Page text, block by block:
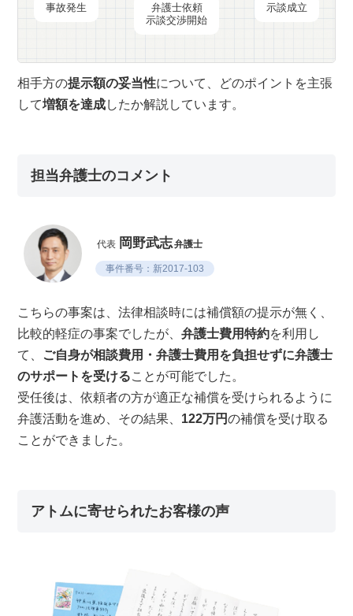
事故発生
弁護士依頼
示談交渉開始
示談成立
相手方の提示額の妥当性について、どのポイントを主張
して増額を達成したか解説しています。
担当弁護士のコメント
代表 岡野武志弁護士
事件番号：新2017-103
こちらの事案は、法律相談時には補償額の提示が無く、
比較的軽症の事案でしたが、弁護士費用特約を利用し
て、 ご自身が相談費用・弁護士費用を負担せずに弁護士
のサポートを受けることが可能でした。
受任後は、依頼者の方が適正な補償を受けられるように
弁護活動を進め、その結果、 122万円の補償を受け取る
ことができました。
アトムに寄せられたお客様の声